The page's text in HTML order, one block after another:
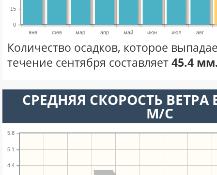
янв фев мар апр май июн июл авг
0
15
Количество осадков, которое
течение сентября составляет45.4
СРЕДНЯЯ СКОРОСТЬ ВЕТРА
М/С
4.4
5.1
5.8